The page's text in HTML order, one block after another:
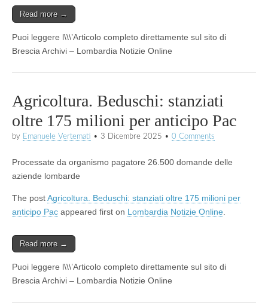
Read more →
Puoi leggere l\\\’Articolo completo direttamente sul sito di
Brescia Archivi – Lombardia Notizie Online
Agricoltura. Beduschi: stanziati
oltre 175 milioni per anticipo Pac
by Emanuele Vertemati • 3 Dicembre 2025 • 0 Comments
Processate da organismo pagatore 26.500 domande delle
aziende lombarde
The postAgricoltura. Beduschi: stanziati oltre 175 milioni per
anticipo Pac appeared first on Lombardia Notizie Online
Read more →
Puoi leggere l\\\’Articolo completo direttamente sul sito di
Brescia Archivi – Lombardia Notizie Online